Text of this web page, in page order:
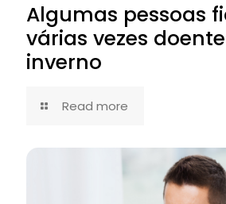
Algumas pessoas
várias vezes
inverno
Read more